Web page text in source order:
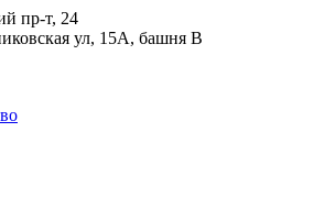
пр-т, 24
ул, 15А, башня В